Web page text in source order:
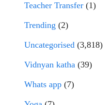
Teacher Transfer (1)
Trending (2)
Uncategorised (3,818)
Vidnyan katha (39)
Whats app (7)